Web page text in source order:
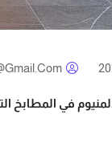
في المطابخ